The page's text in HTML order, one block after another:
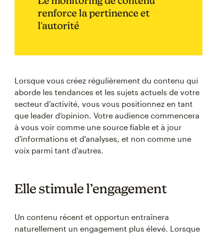
renforce la pertinence et
l'autorité
Lorsque vous créez régulièrement du contenu qui
aborde les tendances et les sujets actuels de votre
secteur d’activité, vous vous positionnez en tant
que leader d’opinion. Votre audience commencera
à vous voir comme une source fiable et à jour
d'informations et d'analyses, et non comme une
voix parmi tant d'autres.
Elle stimule l’engagement
Un contenu récent et opportun entraînera
naturellement un engagement plus élevé. Lorsque